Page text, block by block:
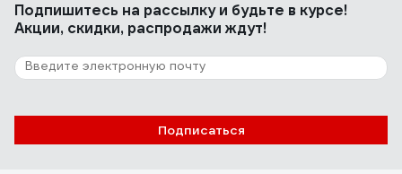
Габариты. Цена.
19 отзывов
Подпишитесь на рассылкуи будьте в курсе!
Акции, скидки, распродажи ждут!
Подписаться